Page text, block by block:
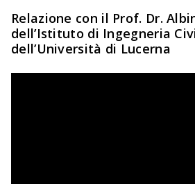
Relazione con il Prof. Dr.
dell’Istituto di Ingegneria
dell’Università di Lucerna